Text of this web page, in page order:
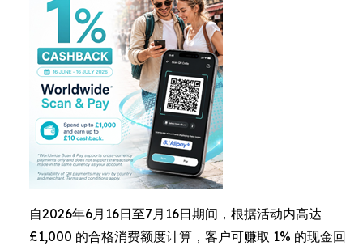
自2026年6月16日至7月16日期间，根据活动内高达
£1,000 的合格消费额度计算，客户可赚取 1% 的现金回